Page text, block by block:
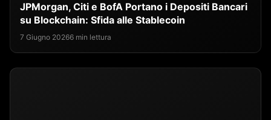
JPMorgan, Citi e BofA Portano i Depositi Bancari
su Blockchain: Sfida alle Stablecoin
7 Giugno 20266 min lettura